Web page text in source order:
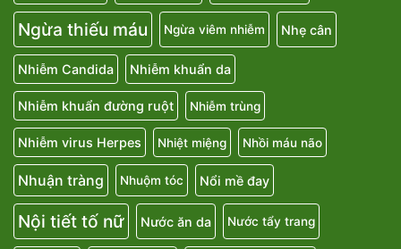
Ngừa thiếu máu
Ngừa viêm nhiễm Nhẹ cân
Nhiễm Candida Nhiễm khuẩn da
Nhiễm khuẩn đường ruột Nhiễm trùng
Nhiễm virus Herpes Nhiệt miệng Nhồi máu não
Nhuận tràng Nhuộm tóc Nổi mề đay
Nội tiết tố nữ Nước ăn da Nước tẩy trang